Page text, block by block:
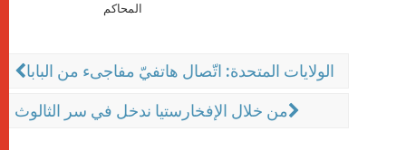
المحاكم
الولايات المتحدة: اتّصال هاتفيّ مفاجىء من البابا
من خلال الإفخارستيا ندخل في سر الثالوث